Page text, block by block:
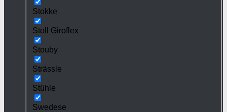
Stokke
Stoll Giroflex
Stouby
Strässle
Stühle
Swedese